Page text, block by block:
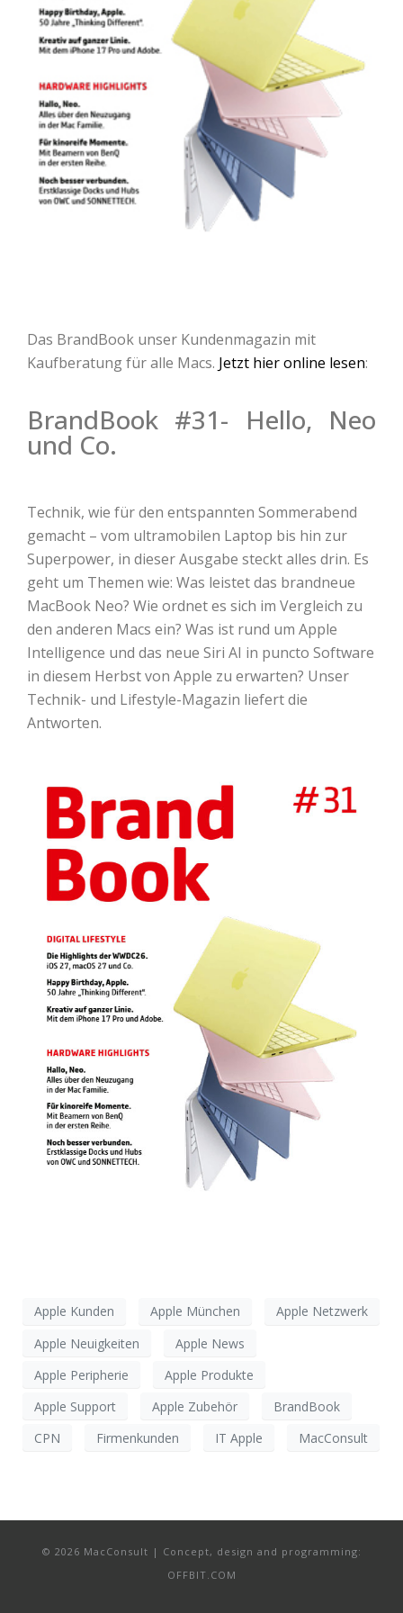
Das BrandBook unser Kundenmagazin mit
Kaufberatung für alle Macs. Jetzt hier online lesen:
BrandBook #31- Hello, Neo
und Co.
Technik, wie für den entspannten Sommerabend
gemacht – vom ultramobilen Laptop bis hin zur
Superpower, in dieser Ausgabe steckt alles drin. Es
geht um Themen wie: Was leistet das brandneue
MacBook Neo? Wie ordnet es sich im Vergleich zu
den anderen Macs ein? Was ist rund um Apple
Intelligence und das neue Siri AI in puncto Software
in diesem Herbst von Apple zu erwarten? Unser
Technik- und Lifestyle-Magazin liefert die
Antworten.
Apple Kunden Apple München
Apple Netzwerk
Apple Neuigkeiten
Apple News
Apple Peripherie
Apple Produkte
Apple Support
Apple Zubehör
BrandBook
CPN
Firmenkunden IT Apple MacConsult
© 2026 MacConsult | Concept, design and programming:
OFFBIT.COM